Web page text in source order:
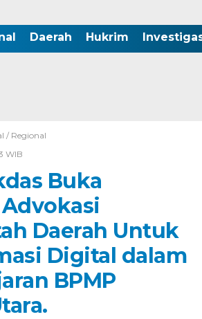
Daerah Hukrim
/ Regional
WIB
Buka
Daerah Untuk
Digital dalam
BPMP